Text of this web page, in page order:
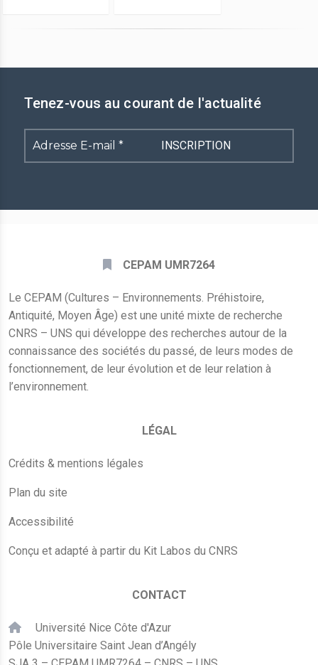
Tenez-vous au courant de l'actualité
Adresse
E-
CEPAM UMR7264
Le CEPAM (Cultures – Environnements. Préhistoire,
Antiquité, Moyen Âge) est une unité mixte de recherche
CNRS – UNS qui développe des recherches autour de la
connaissance des sociétés du passé, de leurs modes de
fonctionnement, de leur évolution et de leur relation à
l’environnement.
LÉGAL
Crédits & mentions légales
Plan du site
Accessibilité
Conçu et adapté à partir du Kit Labos du CNRS
CONTACT
Université Nice Côte d'Azur
Pôle Universitaire Saint Jean d’Angély